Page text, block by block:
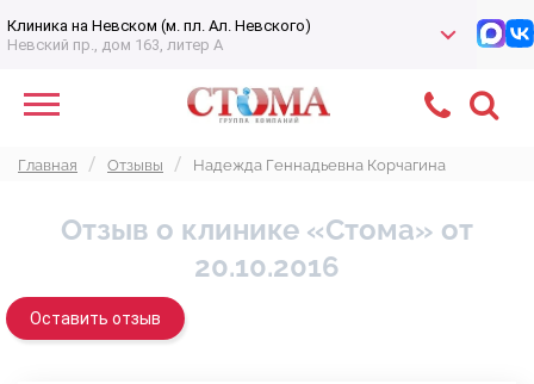
Клиника на Невском (м. пл. Ал. Невского)
Невский пр., дом 163, литер А
Главная Отзывы Надежда Геннадьевна Корчагина
Отзыв о клинике «Стома» от
20.10.2016
Оставить отзыв